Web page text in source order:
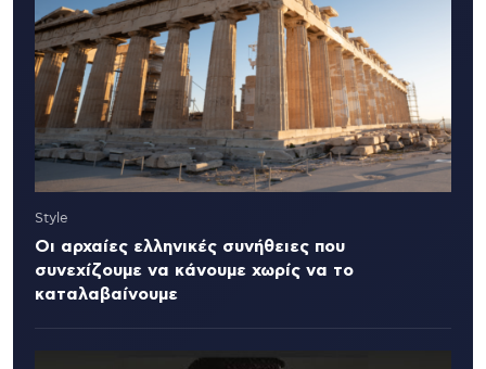
Style
Οι αρχαίες ελληνικές συνήθειες που
συνεχίζουμε να κάνουμε χωρίς να το
καταλαβαίνουμε